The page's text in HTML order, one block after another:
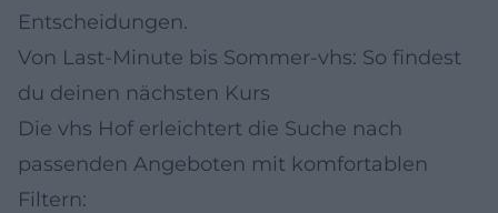
Entscheidungen.
Von Last-Minute bis Sommer-vhs: So findest
du deinen nächsten Kurs
Die vhs Hof erleichtert die Suche nach
passenden Angeboten mit komfortablen
Filtern: